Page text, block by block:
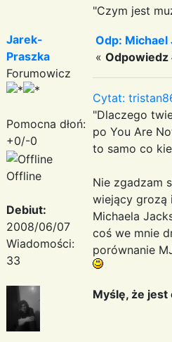
"Czym jest
Jarek-
Praszka
Forumowicz
Pomocna dłoń:
+0/-0
Offline
Debiut:
2008/06/07
Wiadomości:
33
Odp: Michael
« Odpowiedz
Cytat:
"Dlaczego
po You Are
to samo co
Nie zgadzam
wiejący grozą
Michaela
coś we mnie
porównanie
Myślę, że jest